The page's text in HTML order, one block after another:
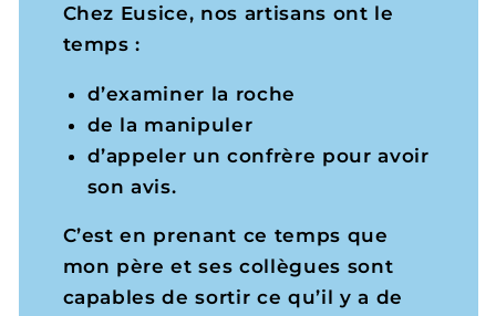
Chez Eusice, nos artisans ont le
temps :
d’examiner la roche
de la manipuler
d’appeler un confrère pour avoir
son avis.
C’est en prenant ce temps que
mon père et ses collègues sont
capables de sortir ce qu’il y a de